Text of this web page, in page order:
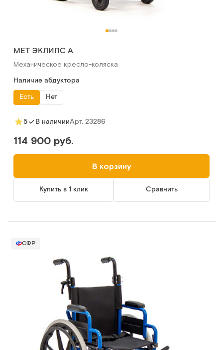
MET ЭКЛИПС А
Механическое кресло-коляска
Наличие абдуктора
Есть
Нет
5 В наличииАрт. 23286
114 900 руб.
В корзину
Купить в 1 клик Сравнить
СФР